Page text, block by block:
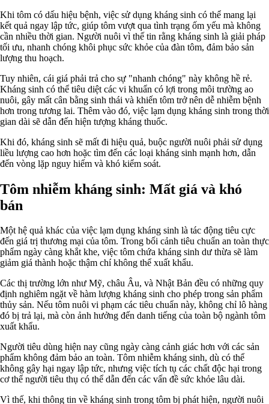
Khi tôm có dấu hiệu bệnh, việc sử dụng kháng sinh có thể mang lại
kết quả ngay lập tức, giúp tôm vượt qua tình trạng ốm yếu mà không
cần nhiều thời gian. Người nuôi vì thế tin rằng kháng sinh là giải pháp
tối ưu, nhanh chóng khôi phục sức khỏe của đàn tôm, đảm bảo sản
lượng thu hoạch.
Tuy nhiên, cái giá phải trả cho sự "nhanh chóng" này không hề rẻ.
Kháng sinh có thể tiêu diệt các vi khuẩn có lợi trong môi trường ao
nuôi, gây mất cân bằng sinh thái và khiến tôm trở nên dễ nhiễm bệnh
hơn trong tương lai. Thêm vào đó, việc lạm dụng kháng sinh trong thời
gian dài sẽ dẫn đến hiện tượng kháng thuốc.
Khi đó, kháng sinh sẽ mất đi hiệu quả, buộc người nuôi phải sử dụng
liều lượng cao hơn hoặc tìm đến các loại kháng sinh mạnh hơn, dẫn
đến vòng lặp nguy hiểm và khó kiểm soát.
Tôm nhiễm kháng sinh: Mất giá và khó
bán
Một hệ quả khác của việc lạm dụng kháng sinh là tác động tiêu cực
đến giá trị thương mại của tôm. Trong bối cảnh tiêu chuẩn an toàn thực
phẩm ngày càng khắt khe, việc tôm chứa kháng sinh dư thừa sẽ làm
giảm giá thành hoặc thậm chí không thể xuất khẩu.
Các thị trường lớn như Mỹ, châu Âu, và Nhật Bản đều có những quy
định nghiêm ngặt về hàm lượng kháng sinh cho phép trong sản phẩm
thủy sản. Nếu tôm nuôi vi phạm các tiêu chuẩn này, không chỉ lô hàng
đó bị trả lại, mà còn ảnh hưởng đến danh tiếng của toàn bộ ngành tôm
xuất khẩu.
Người tiêu dùng hiện nay cũng ngày càng cảnh giác hơn với các sản
phẩm không đảm bảo an toàn. Tôm nhiễm kháng sinh, dù có thể
không gây hại ngay lập tức, nhưng việc tích tụ các chất độc hại trong
cơ thể người tiêu thụ có thể dẫn đến các vấn đề sức khỏe lâu dài.
Vì thế, khi thông tin về kháng sinh trong tôm bị phát hiện, người nuôi